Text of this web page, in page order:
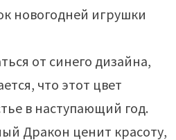
новогодней игрушки
от синего дизайна,
что этот цвет
в наступающий год.
Дракон ценит красоту,